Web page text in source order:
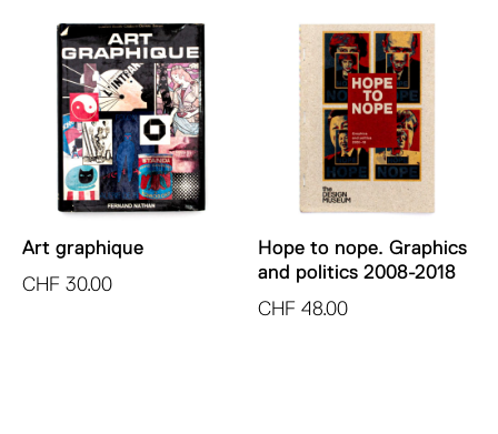
Art graphique
CHF 30.00
Hope to nope. Graphics
and politics 2008-2018
CHF 48.00